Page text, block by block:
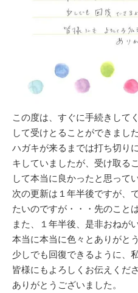
この度は、すぐに手続きして
して受けとることができました
ハガキが来るまでは打ち切り
キしていましたが、受け取る
して本当に良かったと思って
次の更新は１年半後ですが、
たいのですが・・・先のこと
また、１年半後、是非おねが
本当に本当に色々とありがと
少しでも回復できるように、
皆様にもよろしくお伝えくださ
ありがとうございました。